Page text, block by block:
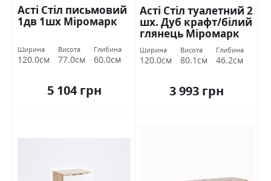
Асті Стіл письмовий
1дв 1шх Міромарк
Ширина
120.0см
Висота
77.0см
Глибина
60.0см
5 104 грн
Асті Стіл туалетний 2
шх. Дуб крафт/білий
глянець Міромарк
Ширина
120.0см
Висота
80.1см
Глибина
46.2см
3 993 грн